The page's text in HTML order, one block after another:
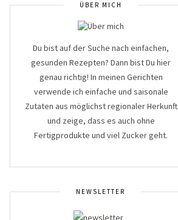
ÜBER MICH
Du bist auf der Suche nach einfachen,
gesunden Rezepten? Dann bist Du hier
genau richtig! In meinen Gerichten
verwende ich einfache und saisonale
Zutaten aus möglichst regionaler Herkunft
und zeige, dass es auch ohne
Fertigprodukte und viel Zucker geht.
NEWSLETTER